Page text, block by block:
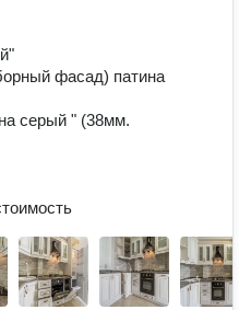
фасад) патина
серый " (38мм.